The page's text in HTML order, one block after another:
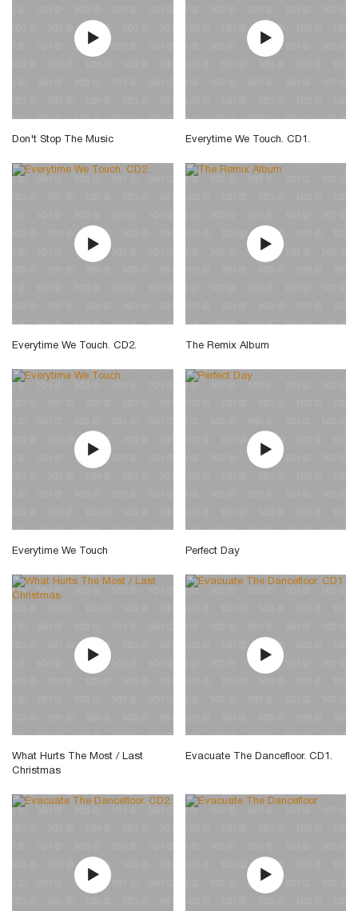
Don't Stop The Music Everytime We Touch. CD1.
Everytime We Touch. CD2. The Remix Album
Everytime We Touch Perfect Day
What Hurts The Most / Last
Christmas
Evacuate The Dancefloor. CD1.